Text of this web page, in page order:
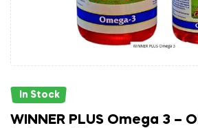
In Stock
WINNER PLUS Omega 3 –